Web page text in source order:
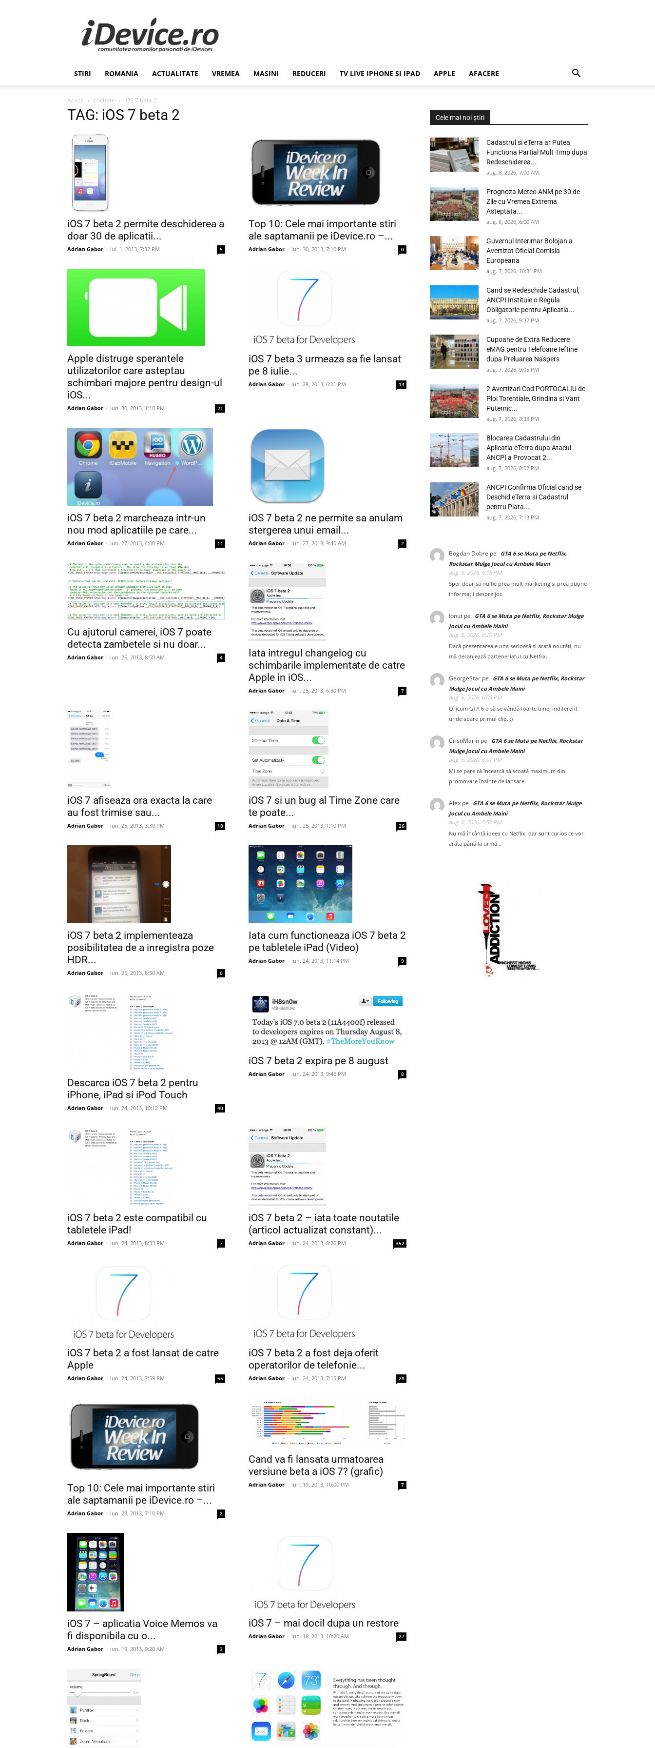
Stiri
de
Ultima
Ora
Romania,
Economie,
Stiinta
–
STIRI ROMANIA ACTUALITATE VREMEA MASINI REDUCERI TV LIVE IPHONE SI IPAD APPLE AFACERE
Acasă Etichete IOS 7 beta 2
TAG: iOS 7 beta 2
iOS 7 beta 2 permite deschiderea a
doar 30 de aplicatii...
Adrian Gabor - iul. 1, 2013, 7:32 PM 5
Top 10: Cele mai importante stiri
ale saptamanii pe iDevice.ro –...
Adrian Gabor - iun. 30, 2013, 7:10 PM 0
Apple distruge sperantele
utilizatorilor care asteptau
schimbari majore pentru design-ul
iOS...
Adrian Gabor - iun. 30, 2013, 1:10 PM 21
iOS 7 beta 3 urmeaza sa fie lansat
pe 8 iulie...
Adrian Gabor - iun. 28, 2013, 6:01 PM 14
iOS 7 beta 2 marcheaza intr-un
nou mod aplicatiile pe care...
Adrian Gabor - iun. 27, 2013, 4:00 PM 11
iOS 7 beta 2 ne permite sa anulam
stergerea unui email...
Adrian Gabor - iun. 27, 2013, 9:40 AM 2
Cu ajutorul camerei, iOS 7 poate
detecta zambetele si nu doar...
Adrian Gabor - iun. 26, 2013, 8:50 AM 4
Iata intregul changelog cu
schimbarile implementate de catre
Apple in iOS...
Adrian Gabor - iun. 25, 2013, 6:30 PM 7
iOS 7 afiseaza ora exacta la care
au fost trimise sau...
Adrian Gabor - iun. 25, 2013, 3:30 PM 10
iOS 7 si un bug al Time Zone care
te poate...
Adrian Gabor - iun. 25, 2013, 1:10 PM 26
iOS 7 beta 2 implementeaza
posibilitatea de a inregistra poze
HDR...
Adrian Gabor - iun. 25, 2013, 8:50 AM 0
Iata cum functioneaza iOS 7 beta 2
pe tabletele iPad (Video)
Adrian Gabor - iun. 24, 2013, 11:14 PM 9
Descarca iOS 7 beta 2 pentru
iPhone, iPad si iPod Touch
Adrian Gabor - iun. 24, 2013, 10:12 PM 40
iOS 7 beta 2 expira pe 8 august
Adrian Gabor - iun. 24, 2013, 9:45 PM 8
iOS 7 beta 2 este compatibil cu
tabletele iPad!
Adrian Gabor - iun. 24, 2013, 8:33 PM 7
iOS 7 beta 2 – iata toate noutatile
(articol actualizat constant)...
Adrian Gabor - iun. 24, 2013, 8:26 PM 352
iOS 7 beta 2 a fost lansat de catre
Apple
Adrian Gabor - iun. 24, 2013, 7:59 PM 55
iOS 7 beta 2 a fost deja oferit
operatorilor de telefonie...
Adrian Gabor - iun. 24, 2013, 7:15 PM 28
Top 10: Cele mai importante stiri
ale saptamanii pe iDevice.ro –...
Adrian Gabor - iun. 23, 2013, 7:10 PM 2
Cand va fi lansata urmatoarea
versiune beta a iOS 7? (grafic)
Adrian Gabor - iun. 19, 2013, 10:00 PM 7
iOS 7 – aplicatia Voice Memos va
fi disponibila cu o...
Adrian Gabor - iun. 19, 2013, 9:20 AM 3
iOS 7 – mai docil dupa un restore
Adrian Gabor - iun. 18, 2013, 10:20 AM 27
Cele mai noi știri
Cadastrul si eTerra ar Putea
Functiona Partial Mult Timp dupa
Redeschiderea...
aug. 8, 2026, 7:00 AM
Prognoza Meteo ANM pe 30 de
Zile cu Vremea Extrema
Asteptata...
aug. 8, 2026, 6:00 AM
Guvernul Interimar Bolojan a
Avertizat Oficial Comisia
Europeana
aug. 7, 2026, 10:31 PM
Cand se Redeschide Cadastrul,
ANCPI Instituie o Regula
Obligatorie pentru Aplicatia...
aug. 7, 2026, 9:32 PM
Cupoane de Extra Reducere
eMAG pentru Telefoane Ieftine
dupa Preluarea Naspers
aug. 7, 2026, 9:05 PM
2 Avertizari Cod PORTOCALIU de
Ploi Torentiale, Grindina si Vant
Puternic...
aug. 7, 2026, 8:33 PM
Blocarea Cadastrului din
Aplicatia eTerra dupa Atacul
ANCPI a Provocat 2...
aug. 7, 2026, 8:02 PM
ANCPI Confirma Oficial cand se
Deschid eTerra si Cadastrul
pentru Piata...
aug. 7, 2026, 7:13 PM
Bogdan Dobre pe
GTA 6 se Muta pe Netflix,
Rockstar Mulge Jocul cu Ambele Maini
aug. 6, 2026, 6:15 PM
Sper doar să nu fie prea mult marketing și prea puține
informații despre joc.
Ionut pe
GTA 6 se Muta pe Netflix, Rockstar Mulge
Jocul cu Ambele Maini
aug. 6, 2026, 6:10 PM
Dacă prezentarea e una serioasă și arată noutăți, nu
mă deranjează parteneriatul cu Netflix.
GeorgeStar pe
GTA 6 se Muta pe Netflix, Rockstar
Mulge Jocul cu Ambele Maini
aug. 6, 2026, 6:05 PM
Oricum GTA 6 o să se vândă foarte bine, indiferent
unde apare primul clip. :)
CristiMarin pe
GTA 6 se Muta pe Netflix, Rockstar
Mulge Jocul cu Ambele Maini
aug. 6, 2026, 6:01 PM
Mi se pare că încearcă să scoată maximum din
promovare înainte de lansare.
Alex pe
GTA 6 se Muta pe Netflix, Rockstar Mulge
Jocul cu Ambele Maini
aug. 6, 2026, 5:57 PM
Nu mă încântă ideea cu Netflix, dar sunt curios ce vor
arăta până la urmă...